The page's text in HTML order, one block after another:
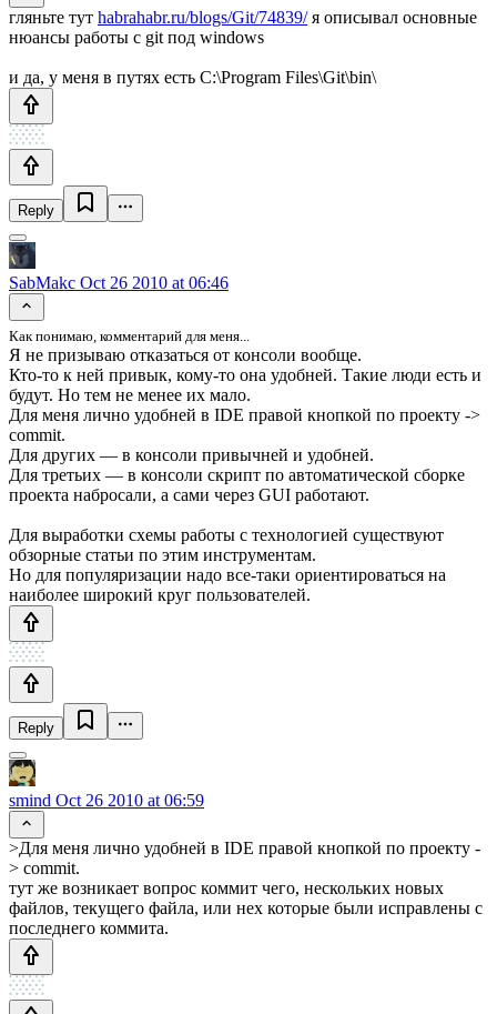
гляньте тут habrahabr.ru/blogs/Git/74839/я описывал основные
нюансы работы с git под windows
и да, у меня в путях есть C:\Program Files\Git\bin\
Reply
SabMakc Oct 26 2010 at 06:46
Как понимаю, комментарий для меня...
Я не призываю отказаться от консоли вообще.
Кто-то к ней привык, кому-то она удобней. Такие люди есть и
будут. Но тем не менее их мало.
Для меня лично удобней в IDE правой кнопкой по проекту ->
commit.
Для других — в консоли привычней и удобней.
Для третьих — в консоли скрипт по автоматической сборке
проекта набросали, а сами через GUI работают.
Для выработки схемы работы с технологией существуют
обзорные статьи по этим инструментам.
Но для популяризации надо все-таки ориентироваться на
наиболее широкий круг пользователей.
Reply
smind Oct 26 2010 at 06:59
>Для меня лично удобней в IDE правой кнопкой по проекту -
> commit.
тут же возникает вопрос коммит чего, нескольких новых
файлов, текущего файла, или нех которые были исправлены с
последнего коммита.